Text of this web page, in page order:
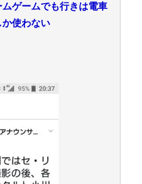
ゲームでも行きは電車
使わない